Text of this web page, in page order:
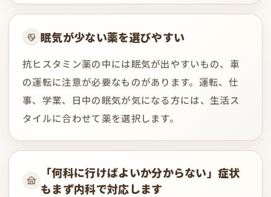
眠気が少ない薬を選びやすい
抗ヒスタミン薬の中には眠気が出やすいもの、車
の運転に注意が必要なものがあります。運転、仕
事、学業、日中の眠気が気になる方には、生活ス
タイルに合わせて薬を選択します。
「何科に行けばよいか分からない」症状
もまず内科で対応します